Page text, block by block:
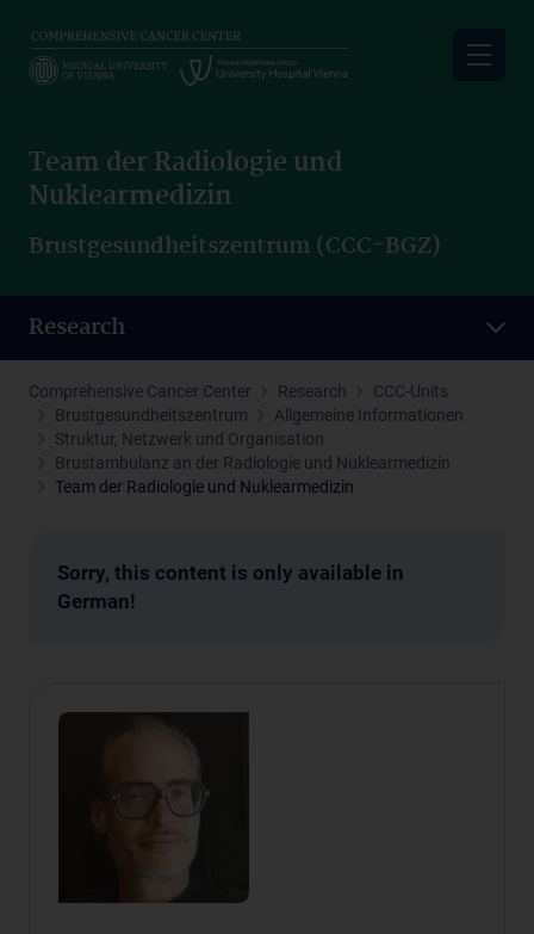
main
Team der Radiologie und
Nuklearmedizin
Brustgesundheitszentrum (CCC-BGZ)
Research
Comprehensive Cancer Center Research
CCC-Units
Brustgesundheitszentrum
Allgemeine Informationen
Struktur, Netzwerk und Organisation
Brustambulanz an der Radiologie und Nuklearmedizin
Team der Radiologie und Nuklearmedizin
Sorry, this content is only available in
German!